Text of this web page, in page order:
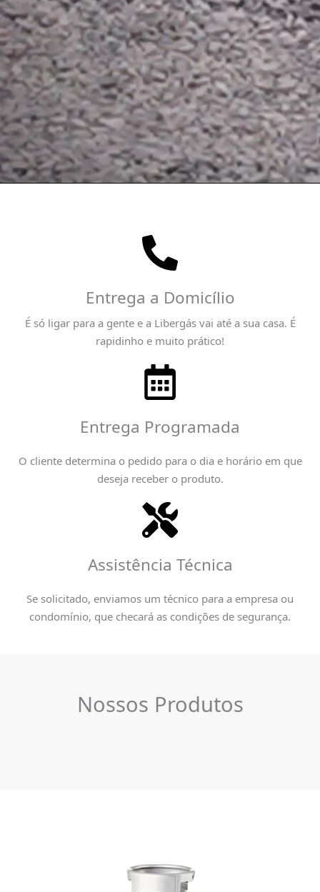
Entrega a Domicílio
É só ligar para a gente e a Libergás vai até a sua casa. É
rapidinho e muito prático!
Entrega Programada
O cliente determina o pedido para o dia e horário em que
deseja receber o produto.
Assistência Técnica
Se solicitado, enviamos um técnico para a empresa ou
condomínio, que checará as condições de segurança.
Nossos Produtos